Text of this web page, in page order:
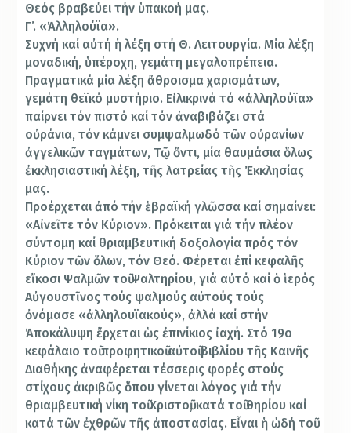
Θεός βραβεύει τήν ὑπακοή μας.
Γ’. «Ἀλληλούϊα».
Συχνή καί αὐτή ἡ λέξη στή Θ. Λειτουργία. Μία λέξη
μοναδική, ὑπέροχη, γεμάτη μεγαλοπρέπεια.
Πραγματικά μία λέξη ἄθροισμα χαρισμάτων,
γεμάτη θεϊκό μυστήριο. Εἰλικρινά τό «ἀλληλούϊα»
παίρνει τόν πιστό καί τόν ἀναβιβάζει στά
οὐράνια, τόν κάμνει συμψαλμωδό τῶν οὐρανίων
ἀγγελικῶν ταγμάτων, Τῷ ὄντι, μία θαυμάσια ὅλως
ἐκκλησιαστική λέξη, τῆς λατρείας τῆς Ἐκκλησίας
μας.
Προέρχεται ἀπό τήν ἑβραϊκή γλῶσσα καί σημαίνει:
«Αἰνεῖτε τόν Κύριον». Πρόκειται γιά τήν πλέον
σύντομη καί θριαμβευτική δοξολογία πρός τόν
Κύριον τῶν ὅλων, τόν Θεό. Φέρεται ἐπί κεφαλῆς
εἴκοσι Ψαλμῶν τοῦ Ψαλτηρίου, γιά αὐτό καί ὁ ἱερός
Αὐγουστῖνος τούς ψαλμούς αὐτούς τούς
ὀνόμασε «ἀλληλουϊακούς», ἀλλά καί στήν
Ἀποκάλυψη ἔρχεται ὡς ἐπινίκιος ἰαχή. Στό 19ο
κεφάλαιο τοῦ προφητικοῦ αὐτοῦ βιβλίου τῆς Καινῆς
Διαθήκης ἀναφέρεται τέσσερις φορές στούς
στίχους ἀκριβῶς ὅπου γίνεται λόγος γιά τήν
θριαμβευτική νίκη τοῦ Χριστοῦ, κατά τοῦ θηρίου καί
κατά τῶν ἐχθρῶν τῆς ἀποστασίας. Εἶναι ἡ ὠδή τοῦ